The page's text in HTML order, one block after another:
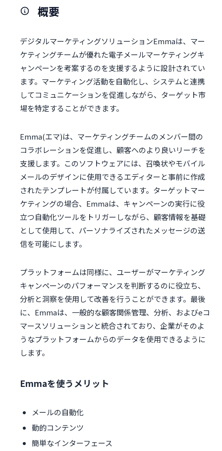
概要
デジタルマーケティングソリューションEmmaは、マー
ケティングチームが優れた電子メールマーケティングキ
ャンペーンを考案するのを支援するように設計されてい
ます。マーケティング活動を自動化し、システムと連携
してコミュニケーションを促進しながら、ターゲット市
場を特定することができます。
Emma(エマ)は、マーケティングチームのメンバー間の
コラボレーションを促進し、顧客へのより良いリーチを
支援します。このソフトウェアには、召喚状やモバイル
メールのデザインに使用できるエディターと事前に作成
されたテンプレートが付属しています。ターゲットマー
ケティングの場合、Emmaは、キャンペーンの実行に役
立つ自動化ツールをトリガーしながら、顧客情報を基礎
として使用して、パーソナライズされたメッセージの送
信を可能にします。
プラットフォームは同様に、ユーザーがマーケティング
キャンペーンのパフォーマンスを判断するのに役立ち、
分析と洞察を使用して改善を行うことができます。最後
に、Emmaは、一般的な顧客関係管理、分析、およびeコ
マースソリューションと統合されており、企業がそのよ
うなプラットフォームからのデータを使用できるように
します。
Emmaを使うメリット
メールの自動化
動的コンテンツ
簡単なインターフェース